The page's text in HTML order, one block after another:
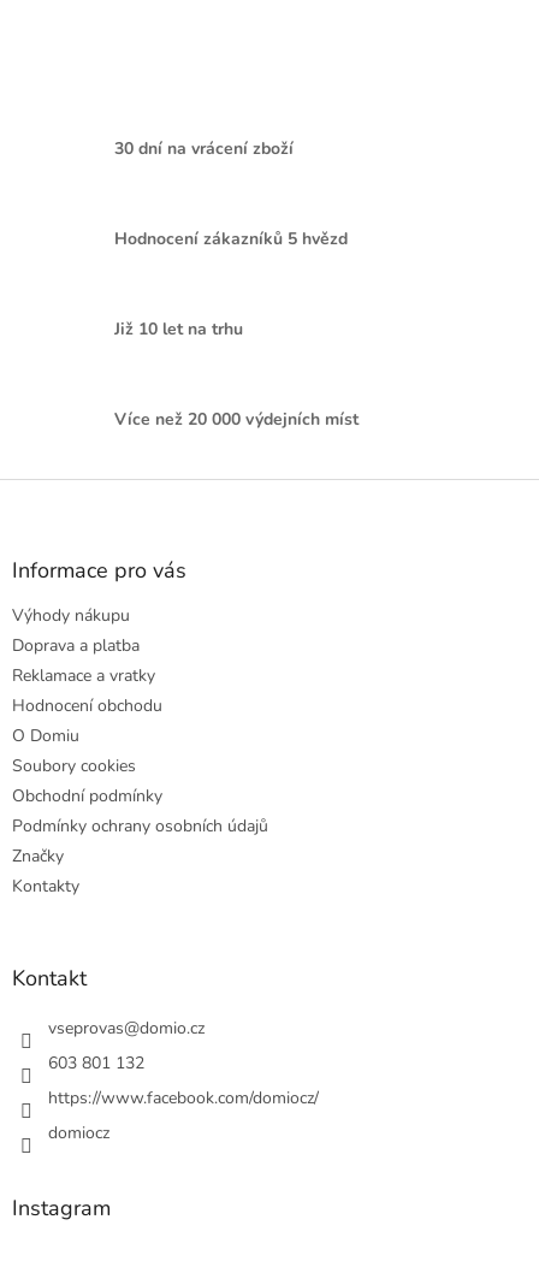
30 dní na vrácení zboží
Hodnocení zákazníků 5 hvězd
Již 10 let na trhu
Více než 20 000 výdejních míst
Z
Informace pro vás
Výhody nákupu
Doprava a platba
Reklamace a vratky
Hodnocení obchodu
O Domiu
Soubory cookies
Obchodní podmínky
Podmínky ochrany osobních údajů
Značky
Kontakty
Kontakt
vseprovas@domio.cz
603 801 132
https://www.facebook.com/domiocz/
domiocz
Instagram